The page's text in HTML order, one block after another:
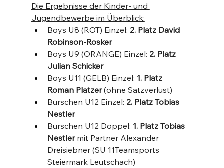
Die Ergebnisse der Kinder- und
Jugendbewerbe im Überblick:
Boys U8 (ROT) Einzel: 2. Platz David
Robinson-Rosker
Boys U9 (ORANGE) Einzel: 2. Platz
Julian Schicker
Boys U11 (GELB) Einzel: 1. Platz
Roman Platzer (ohne Satzverlust)
Burschen U12 Einzel: 2. Platz Tobias
Nestler
Burschen U12 Doppel: 1. Platz Tobias
Nestler mit Partner Alexander
Dreisiebner (SU 11Teamsports
Steiermark Leutschach)